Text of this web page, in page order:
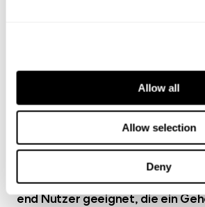
Allow all
Allow selection
Deny
Gitter-Design der Front und fünf
Lieferumfang enthaltene Lüfter
180 x 38 mm Dynamic PWM oder
Lüfter für maximale Kühlleistung
kontrollierbarer
das Torrent aus der Masse
unerreichten Kühlleistung (egal
Wasserkühlung) ist das Torrent
end Nutzer geeignet, die ein